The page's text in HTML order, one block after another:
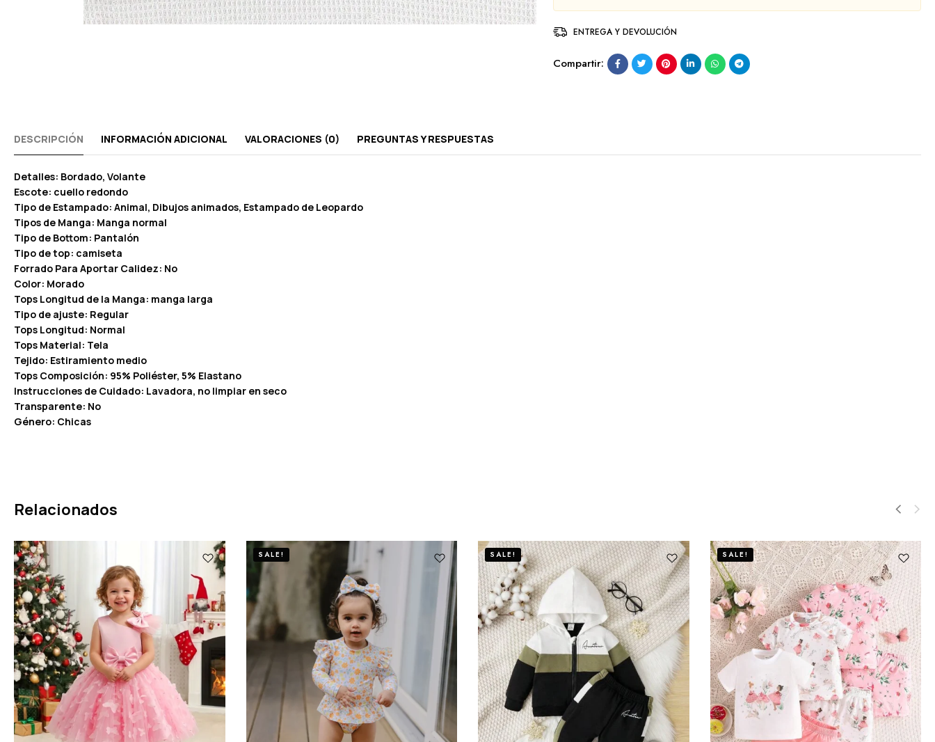
ENTREGA Y DEVOLUCIÓN
Compartir:
DESCRIPCIÓN INFORMACIÓN ADICIONAL VALORACIONES (0) PREGUNTAS Y RESPUESTAS
Detalles: Bordado, Volante
Escote: cuello redondo
Tipo de Estampado: Animal, Dibujos animados, Estampado de Leopardo
Tipos de Manga: Manga normal
Tipo de Bottom: Pantalón
Tipo de top: camiseta
Forrado Para Aportar Calidez: No
Color: Morado
Tops Longitud de la Manga: manga larga
Tipo de ajuste: Regular
Tops Longitud: Normal
Tops Material: Tela
Tejido: Estiramiento medio
Tops Composición: 95% Poliéster, 5% Elastano
Instrucciones de Cuidado: Lavadora, no limpiar en seco
Transparente: No
Género: Chicas
Relacionados
SALE! SALE! SALE!